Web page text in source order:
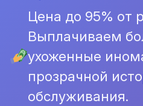
Цена до 95% от
Выплачиваем
ухоженные
прозрачной
обслуживания.